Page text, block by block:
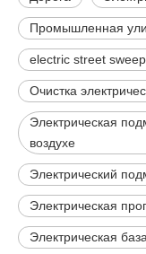
Промышленная
electric street
Очистка
Электрическая
воздухе
Электрический
Электрическая
Электрическая